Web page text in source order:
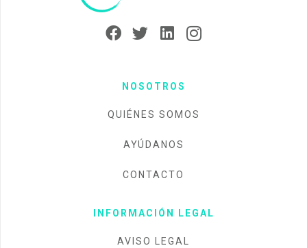
NOSOTROS
QUIÉNES SOMOS
AYÚDANOS
CONTACTO
INFORMACIÓN LEGAL
AVISO LEGAL